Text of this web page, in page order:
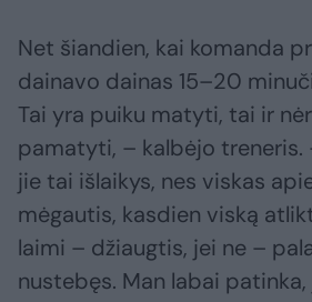
Net šiandien, kai komanda
dainavo dainas 15–20
Tai yra puiku matyti, tai ir
pamatyti, – kalbėjo treneris.
jie tai išlaikys, nes viskas
mėgautis, kasdien viską
laimi – džiaugtis, jei ne –
nustebęs. Man labai patinka,